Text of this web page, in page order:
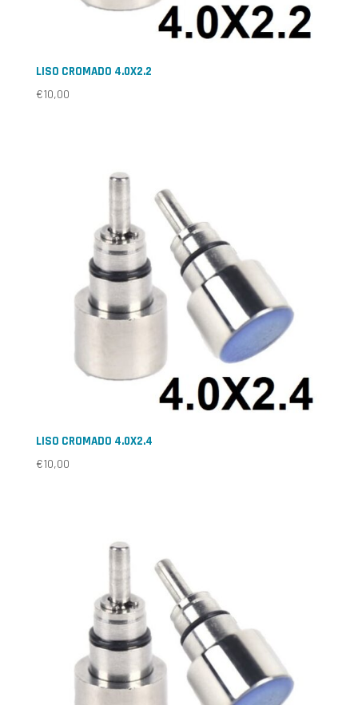
LISO CROMADO 4.0X2.2
€10,00
LISO CROMADO 4.0X2.4
€10,00